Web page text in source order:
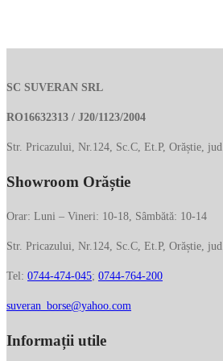
SC SUVERAN SRL
RO16632313 / J20/1123/2004
Str. Pricazului, Nr.124, Sc.C, Et.P, Orăștie,
Showroom Orăștie
Orar: Luni – Vineri: 10-18, Sâmbătă: 10-14
Str. Pricazului, Nr.124, Sc.C, Et.P, Orăștie,
Tel: 0744-474-045; 0744-764-200
suveran_borse@yahoo.com
Informații utile